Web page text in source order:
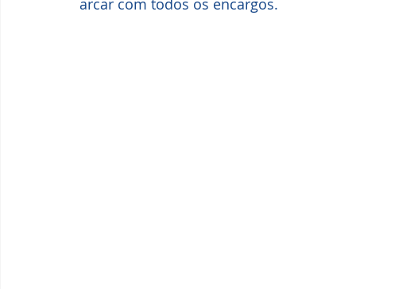
arcar com todos os encargos.